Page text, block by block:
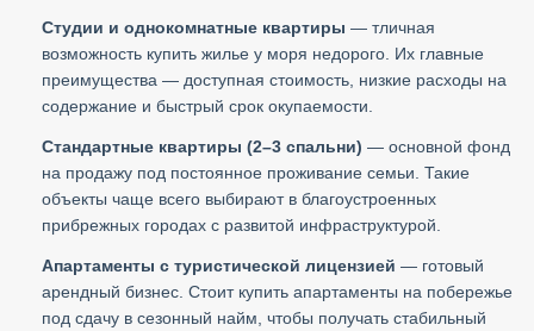
Студии и однокомнатные квартиры — тличная
возможность купить жилье у моря недорого. Их главные
преимущества — доступная стоимость, низкие расходы на
содержание и быстрый срок окупаемости.
Стандартные квартиры (2–3 спальни) — основной фонд
на продажу под постоянное проживание семьи. Такие
объекты чаще всего выбирают в благоустроенных
прибрежных городах с развитой инфраструктурой.
Апартаменты с туристической лицензией — готовый
арендный бизнес. Стоит купить апартаменты на побережье
под сдачу в сезонный найм, чтобы получать стабильный